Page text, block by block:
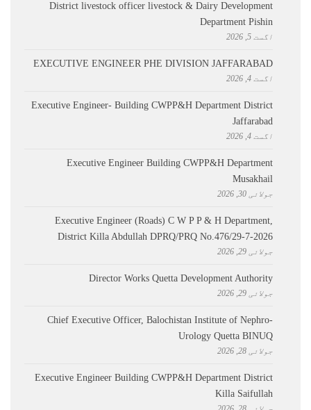
District livestock officer livestock & Dairy Development
Department Pishin
اگست 5, 2026
EXECUTIVE ENGINEER PHE DIVISION JAFFARABAD
اگست 4, 2026
Executive Engineer- Building CWPP&H Department District
Jaffarabad
اگست 4, 2026
Executive Engineer Building CWPP&H Department
Musakhail
جولائی 30, 2026
Executive Engineer (Roads) C W P P & H Department,
District Killa Abdullah ​DPRQ/PRQ No.476/29-7-2026
جولائی 29, 2026
Director Works Quetta Development Authority
جولائی 29, 2026
Chief Executive Officer, Balochistan Institute of Nephro-
Urology Quetta BINUQ
جولائی 28, 2026
Executive Engineer Building CWPP&H Department District
Killa Saifullah